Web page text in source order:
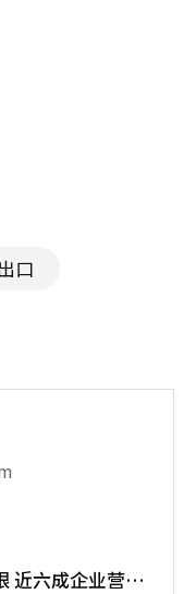
口
近六成企业营业